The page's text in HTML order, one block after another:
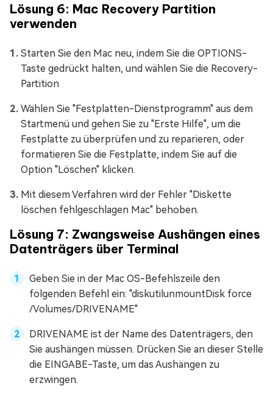
Lösung 6: Mac Recovery Partition
verwenden
Starten Sie den Mac neu, indem Sie die OPTIONS-
Taste gedrückt halten, und wählen Sie die Recovery-
Partition
Wählen Sie "Festplatten-Dienstprogramm" aus dem
Startmenü und gehen Sie zu "Erste Hilfe", um die
Festplatte zu überprüfen und zu reparieren, oder
formatieren Sie die Festplatte, indem Sie auf die
Option "Löschen" klicken.
Mit diesem Verfahren wird der Fehler "Diskette
löschen fehlgeschlagen Mac" behoben.
Lösung 7: Zwangsweise Aushängen eines
Datenträgers über Terminal
Geben Sie in der Mac OS-Befehlszeile den
folgenden Befehl ein: "diskutilunmountDisk force
/Volumes/DRIVENAME"
DRIVENAME ist der Name des Datenträgers, den
Sie aushängen müssen. Drücken Sie an dieser Stelle
die EINGABE-Taste, um das Aushängen zu
erzwingen.